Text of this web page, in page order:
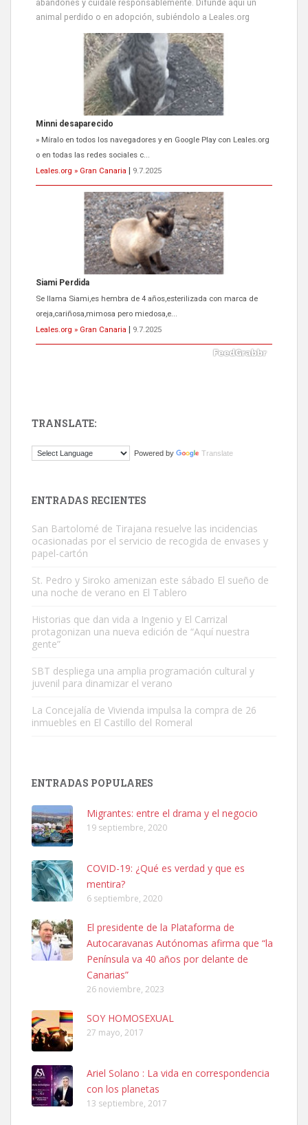
abandones y cuídale responsablemente. Difunde aquí un
animal perdido o en adopción, subiéndolo a Leales.org
Minni desaparecido
» Míralo en todos los navegadores y en Google Play con Leales.org
o en todas las redes sociales c...
Leales.org » Gran Canaria
9.7.2025
Siami Perdida
Se llama Siami,es hembra de 4 años,esterilizada con marca de
oreja,cariñosa,mimosa pero miedosa,e...
Leales.org » Gran Canaria
9.7.2025
El ayuntamiento se va a llevar a Los Gatos callejeros de la zona los
Este gato macho ha aparecido en la calle hace menos de un mes,
es muy manso y extremadamente cari...
Leales.org » Gran Canaria
Leales.org » Gran Canaria
SHIBA PERDIDO AVDA JOSE MESA Y LOPEZ
PERRO MACHO RAZA SHIBA CON MICROCHIP PERDIDO HOY
06/07/2025 ZONA MESA Y LOPEZ. ES MUY ASUSTADIZO
Leales.org » Gran Canaria
6.7.2025
Ninfa perdida
El día 5 se los perdió una ninfa papillera, asustada tiene miedo a la
calle, se perdió por la zon...
TRANSLATE:
Powered by Translate
ENTRADAS RECIENTES
San Bartolomé de Tirajana resuelve las incidencias
ocasionadas por el servicio de recogida de envases y
papel-cartón
St. Pedro y Siroko amenizan este sábado El sueño de
una noche de verano en El Tablero
Historias que dan vida a Ingenio y El Carrizal
protagonizan una nueva edición de “Aquí nuestra
gente”
SBT despliega una amplia programación cultural y
juvenil para dinamizar el verano
La Concejalía de Vivienda impulsa la compra de 26
inmuebles en El Castillo del Romeral
ENTRADAS POPULARES
Migrantes: entre el drama y el negocio
19 septiembre, 2020
COVID-19: ¿Qué es verdad y que es
mentira?
6 septiembre, 2020
El presidente de la Plataforma de
Autocaravanas Autónomas afirma que “la
Península va 40 años por delante de
Canarias”
26 noviembre, 2023
SOY HOMOSEXUAL
27 mayo, 2017
Ariel Solano : La vida en correspondencia
con los planetas
13 septiembre, 2017